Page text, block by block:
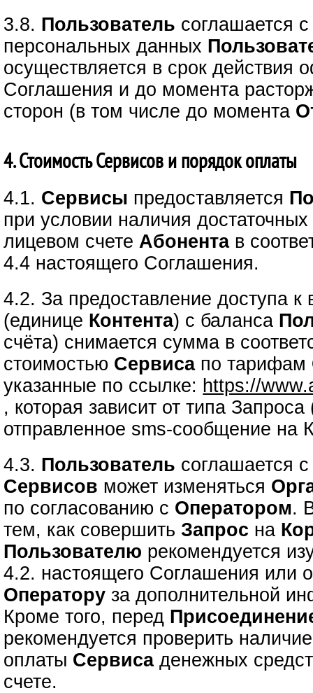
3.8. Пользователь соглашается
персональных данных
осуществляется в срок действия
Соглашения и до момента
сторон (в том числе до момента
4. Стоимость Сервисов и порядок оплаты
4.1. Сервисы предоставляется
при условии наличия
лицевом счетеАбонентав
4.4 настоящего Соглашения.
4.2. За предоставление доступа
(единице Контента) с баланса
счёта) снимается сумма в
стоимостью Сервисапо тарифам
указанные по ссылке: https://
, которая зависит от типа
отправленное sms-сообщение на
4.3. Пользователь соглашается
Сервисов может изменяться
по согласованию с Оператором.
тем, как совершитьЗапрос на
Пользователю рекомендуется
4.2. настоящего Соглашения или
Оператору за дополнительной
Кроме того, перед
рекомендуется проверить
оплаты Сервисаденежных
счете.